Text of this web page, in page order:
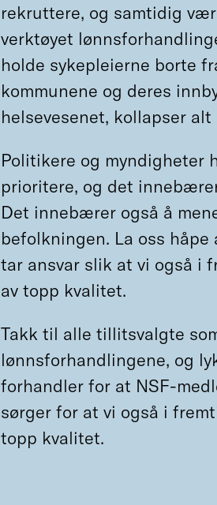
rekruttere, og samtidig
verktøyet
holde sykepleierne borte
kommunene og deres
helsevesenet, kollapser
Politikere og myndigheter
prioritere, og det
Det innebærer også å
befolkningen. La oss
tar ansvar slik at vi også i
av topp kvalitet.
Takk til alle tillitsvalgte
lønnsforhandlingene, og
forhandler for at NSF-
sørger for at vi også i
topp kvalitet.